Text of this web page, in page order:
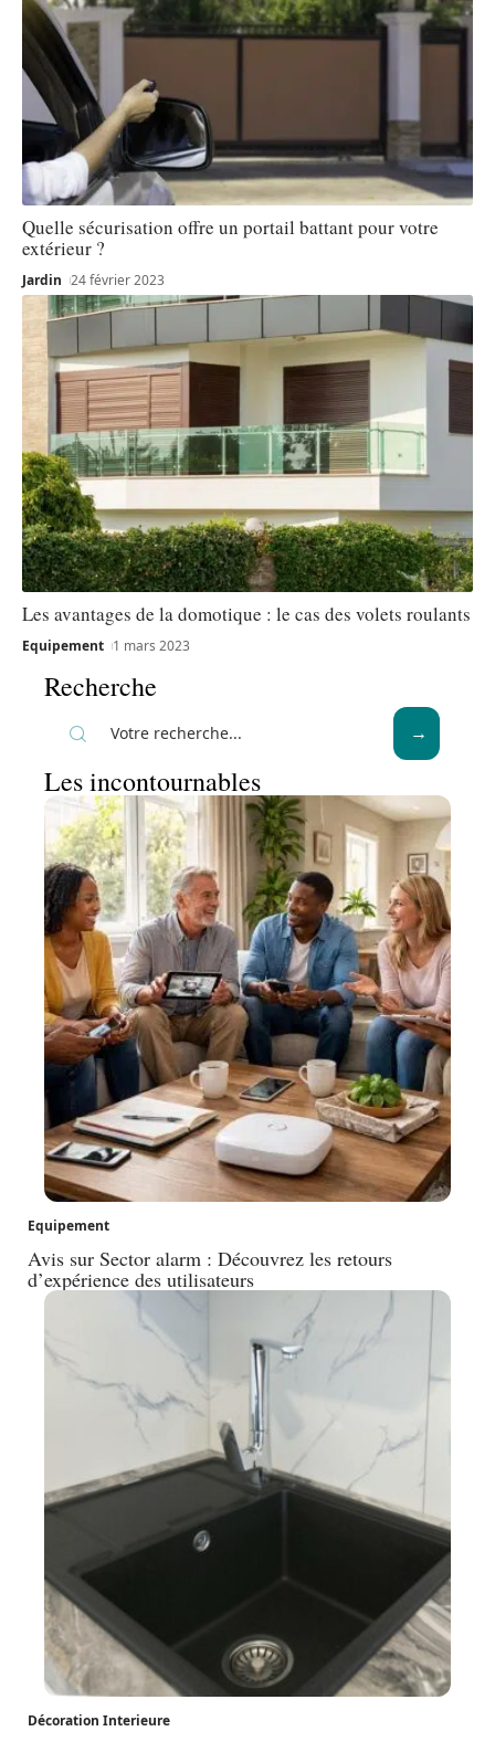
Quelle sécurisation offre un portail battant pour votre
extérieur ?
Jardin 24 février 2023
Les avantages de la domotique : le cas des volets roulants
Equipement 1 mars 2023
Recherche
Les incontournables
Equipement
Avis sur Sector alarm : Découvrez les retours
d’expérience des utilisateurs
Décoration Interieure